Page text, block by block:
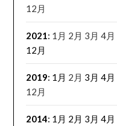
12月
2021: 1月 2月 3月 4月
12月
2019: 1月 2月 3月 4月
12月
2014: 1月 2月 3月 4月